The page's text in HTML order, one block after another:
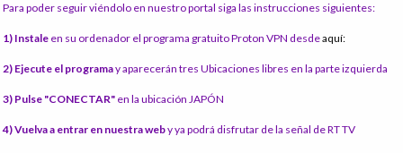
Para poder seguir viéndolo en nuestro portal siga las instrucciones siguientes:
1) Instale en su ordenador el programa gratuito Proton VPN desdeaquí:
2) Ejecute el programay aparecerán tres Ubicaciones libres en la parte izquierda
3) Pulse "CONECTAR" en la ubicación JAPÓN
4) Vuelva a entrar en nuestra weby ya podrá disfrutar de la señal de RT TV